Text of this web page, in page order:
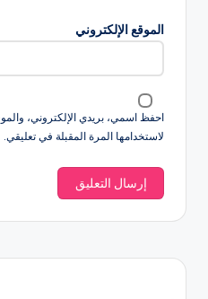
الموقع الإلكتروني
احفظ اسمي، بريدي الإلكتروني،
لاستخدامها المرة المقبلة في تعليقي.